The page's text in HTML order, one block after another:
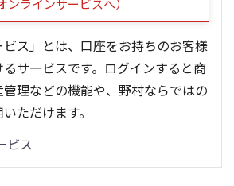
ンラインサービスへ）
ビス」とは、口座をお持ちのお客様
サービスです。ログインすると商
理などの機能や、野村ならではの
ただけます。
ビス